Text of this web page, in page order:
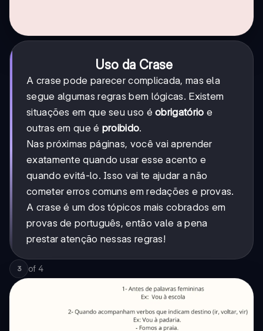
Uso da Crase
A crase pode parecer complicada, mas ela
segue algumas regras bem lógicas. Existem
situações em que seu uso éobrigatório e
outras em que é proibido.
Nas próximas páginas, você vai aprender
exatamente quando usar esse acento e
quando evitá-lo. Isso vai te ajudar a não
cometer erros comuns em redações e provas.
A crase é um dos tópicos mais cobrados em
provas de português, então vale a pena
prestar atenção nessas regras!
3 of 4